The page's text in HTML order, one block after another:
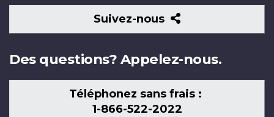
Suivez-nous
Suivez-
nous
Des questions? Appelez-nous.
Téléphonez sans frais :
1-866-522-2022